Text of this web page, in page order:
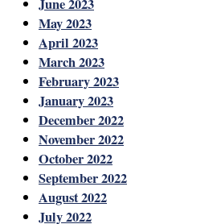
May 2023
April 2023
March 2023
February 2023
January 2023
December 2022
November 2022
October 2022
September 2022
August 2022
July 2022